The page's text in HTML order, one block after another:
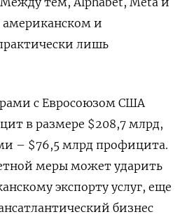
и
лишь
с Евросоюзом США
в размере $208,7 млрд,
– $76,5 млрд профицита.
меры может ударить
экспорту услуг, еще
бизнес